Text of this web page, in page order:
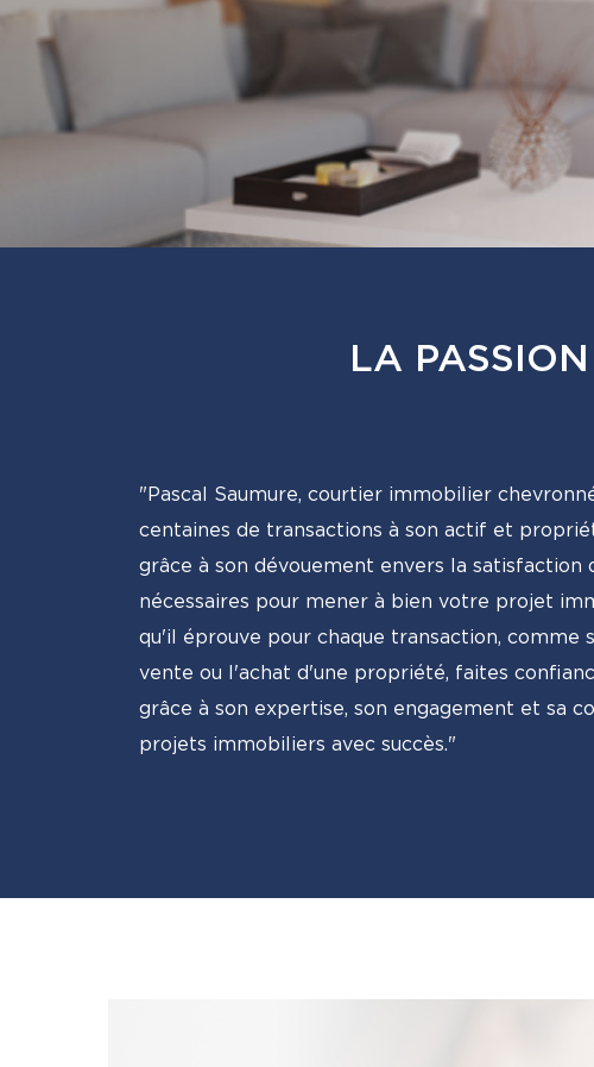
LA
"Pascal Saumure, courtier immobilier
centaines de transactions à son actif et
grâce à son dévouement envers la satisfaction
nécessaires pour mener à bien votre projet
qu'il éprouve pour chaque transaction,
vente ou l'achat d'une propriété, faites
grâce à son expertise, son engagement et sa
projets immobiliers avec succès."